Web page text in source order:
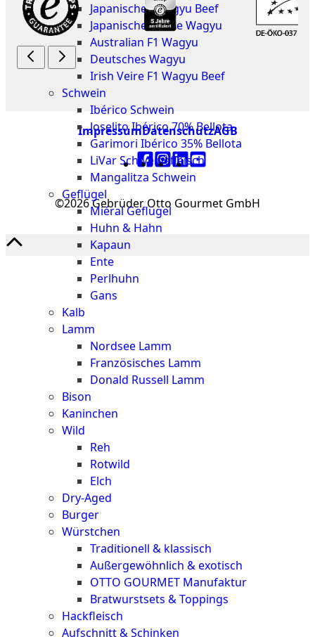
Japanisches Wagyu Beef
Japanisches Kobe Wagyu
Australian F1 Wagyu
Deutsches Wagyu
Irish Veire F1 Wagyu Beef
Schwein
Ibérico Schwein
Joselito Ibérico 70% Bellota
Garimori Ibérico 35% Bellota
LiVar Schweinefleisch
Mangalitza Schwein
Geflügel
Miéral Geflügel
Huhn & Hahn
Kapaun
Ente
Perlhuhn
Gans
Kalb
Lamm
Nordsee Lamm
Französisches Lamm
Donald Russell Lamm
Bison
Kaninchen
Wild
Reh
Rotwild
Elch
Dry-Aged
Burger
Würstchen
Traditionell & klassisch
Außergewöhnlich & exotisch
OTTO GOURMET Manufaktur
Bratwurstsets & Toppings
Hackfleisch
Aufschnitt & Schinken
ImpressumDatenschutzAGB
©2026 Gebrüder Otto Gourmet GmbH